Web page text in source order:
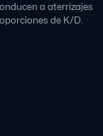
a aterrizajes
de K/D.